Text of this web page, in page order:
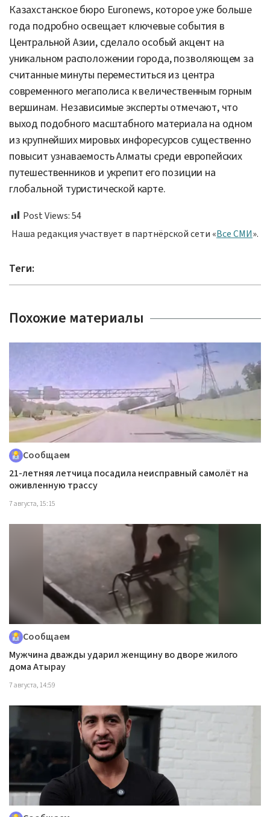
Казахстанское бюро Euronews, которое уже больше
года подробно освещает ключевые события в
Центральной Азии, сделало особый акцент на
уникальном расположении города, позволяющем за
считанные минуты переместиться из центра
современного мегаполиса к величественным горным
вершинам. Независимые эксперты отмечают, что
выход подобного масштабного материала на одном
из крупнейших мировых инфоресурсов существенно
повысит узнаваемость Алматы среди европейских
путешественников и укрепит его позиции на
глобальной туристической карте.
Post Views:54
Наша редакция участвует в партнёрской сети «Все СМИ».
Теги:
Похожие материалы
Сообщаем
21-летняя летчица посадила неисправный самолёт на
оживленную трассу
7 августа, 15:15
Сообщаем
Мужчина дважды ударил женщину во дворе жилого
дома Атырау
7 августа, 14:59